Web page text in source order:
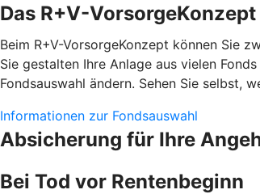
Das R+V-VorsorgeKonzept
Beim R+V-VorsorgeKonzept können Sie
Sie gestalten Ihre Anlage aus vielen
Fondsauswahl ändern. Sehen Sie selbst,
Informationen zur Fondsauswahl
Absicherung für Ihre
Bei Tod vor Rentenbeginn